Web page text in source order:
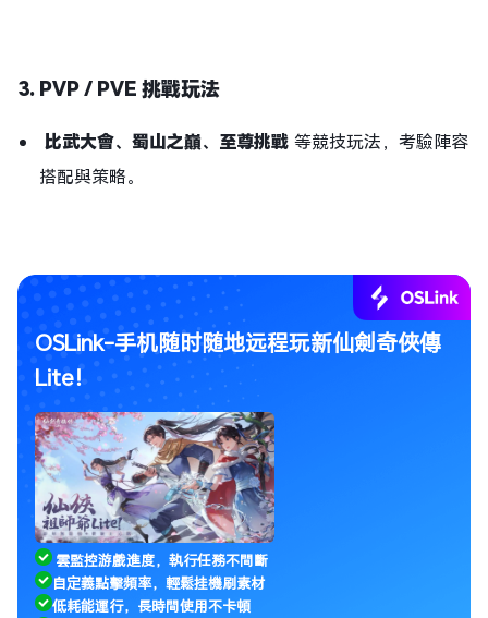
3. PVP / PVE 挑戰玩法
比武大會、蜀山之巔、至尊挑戰 等競技玩法，考驗陣容
搭配與策略。
OSLink-手机随时随地远程玩新仙劍奇俠傳
Lite！
雲監控游戲進度，執行任務不間斷
自定義點擊頻率，輕鬆挂機刷素材
低耗能運行，長時間使用不卡頓